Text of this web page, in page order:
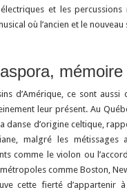
et les
où l’ancien et le
d’Amérique, ce sont
leur présent. Au
danse d’origine celtique,
malgré les métissages
comme le violon ou
comme Boston,
cette fierté d’appartenir